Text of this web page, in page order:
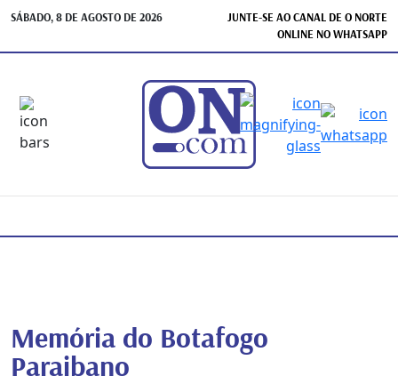
SÁBADO, 8 DE AGOSTO DE 2026
JUNTE-SE AO CANAL DE O NORTE
ONLINE NO WHATSAPP
Memória do Botafogo
Paraibano